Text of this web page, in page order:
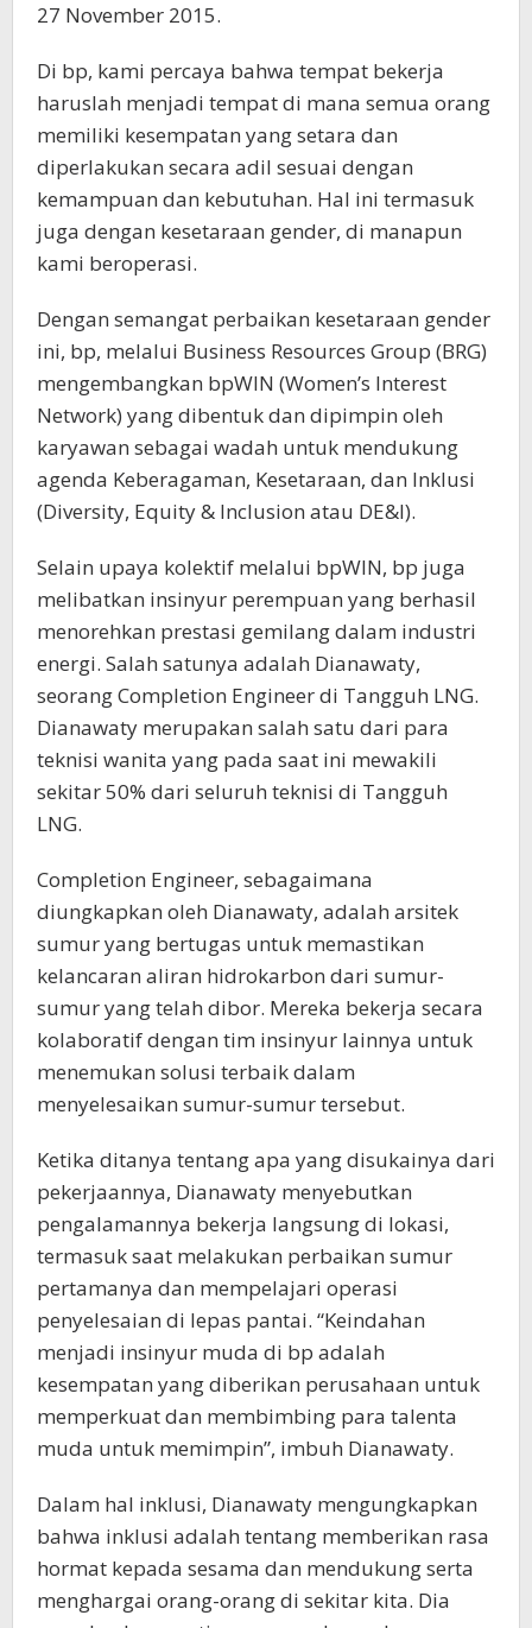
27 November 2015.
Di bp, kami percaya bahwa tempat bekerja
haruslah menjadi tempat di mana semua orang
memiliki kesempatan yang setara dan
diperlakukan secara adil sesuai dengan
kemampuan dan kebutuhan. Hal ini termasuk
juga dengan kesetaraan gender, di manapun
kami beroperasi.
Dengan semangat perbaikan kesetaraan gender
ini, bp, melalui Business Resources Group (BRG)
mengembangkan bpWIN (Women’s Interest
Network) yang dibentuk dan dipimpin oleh
karyawan sebagai wadah untuk mendukung
agenda Keberagaman, Kesetaraan, dan Inklusi
(Diversity, Equity & Inclusion atau DE&I).
Selain upaya kolektif melalui bpWIN, bp juga
melibatkan insinyur perempuan yang berhasil
menorehkan prestasi gemilang dalam industri
energi. Salah satunya adalah Dianawaty,
seorang Completion Engineer di Tangguh LNG.
Dianawaty merupakan salah satu dari para
teknisi wanita yang pada saat ini mewakili
sekitar 50% dari seluruh teknisi di Tangguh
LNG.
Completion Engineer, sebagaimana
diungkapkan oleh Dianawaty, adalah arsitek
sumur yang bertugas untuk memastikan
kelancaran aliran hidrokarbon dari sumur-
sumur yang telah dibor. Mereka bekerja secara
kolaboratif dengan tim insinyur lainnya untuk
menemukan solusi terbaik dalam
menyelesaikan sumur-sumur tersebut.
Ketika ditanya tentang apa yang disukainya dari
pekerjaannya, Dianawaty menyebutkan
pengalamannya bekerja langsung di lokasi,
termasuk saat melakukan perbaikan sumur
pertamanya dan mempelajari operasi
penyelesaian di lepas pantai. “Keindahan
menjadi insinyur muda di bp adalah
kesempatan yang diberikan perusahaan untuk
memperkuat dan membimbing para talenta
muda untuk memimpin”, imbuh Dianawaty.
Dalam hal inklusi, Dianawaty mengungkapkan
bahwa inklusi adalah tentang memberikan rasa
hormat kepada sesama dan mendukung serta
menghargai orang-orang di sekitar kita. Dia